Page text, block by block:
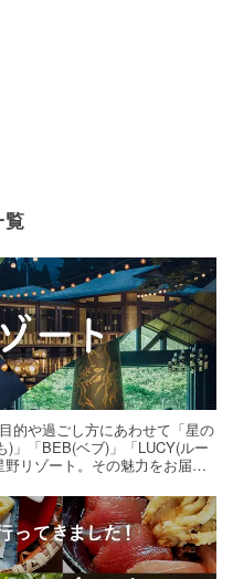
覧
的や過ごし方にあわせて「星の
」「BEB(ベブ)」「LUCY(ルー
リゾート。その魅力をお届け